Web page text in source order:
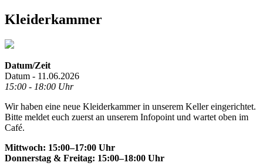
Kleiderkammer
Datum/Zeit
Datum - 11.06.2026
15:00 - 18:00 Uhr
Wir haben eine neue Kleiderkammer in unserem Keller eingerichtet.
Bitte meldet euch zuerst an unserem Infopoint und wartet oben im
Café.
Mittwoch: 15:00–17:00 Uhr
Donnerstag & Freitag: 15:00–18:00 Uhr